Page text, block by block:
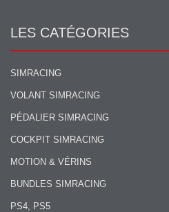
LES CATÉGORIES
SIMRACING
VOLANT SIMRACING
PÉDALIER SIMRACING
COCKPIT SIMRACING
MOTION & VÉRINS
BUNDLES SIMRACING
PS4, PS5